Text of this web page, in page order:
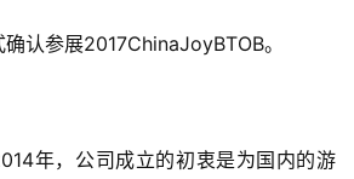
认参展2017ChinaJoyBTOB。
年，公司成立的初衷是为国内的游